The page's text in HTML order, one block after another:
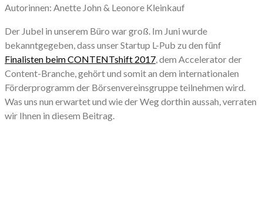
Autorinnen: Anette John & Leonore Kleinkauf
Der Jubel in unserem Büro war groß. Im Juni wurde
bekanntgegeben, dass unser Startup L-Pub zu den fünf
Finalisten beim CONTENTshift 2017, dem Accelerator der
Content-Branche, gehört und somit an dem internationalen
Förderprogramm der Börsenvereinsgruppe teilnehmen wird.
Was uns nun erwartet und wie der Weg dorthin aussah, verraten
wir Ihnen in diesem Beitrag.